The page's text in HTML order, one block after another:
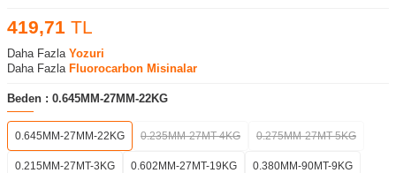
419,71 TL
Daha Fazla Yozuri
Daha Fazla Fluorocarbon Misinalar
Beden : 0.645MM-27MM-22KG
0.645MM-27MM-22KG 0.235MM-27MT-4KG 0.275MM-27MT-5KG
0.215MM-27MT-3KG 0.602MM-27MT-19KG 0.380MM-90MT-9KG